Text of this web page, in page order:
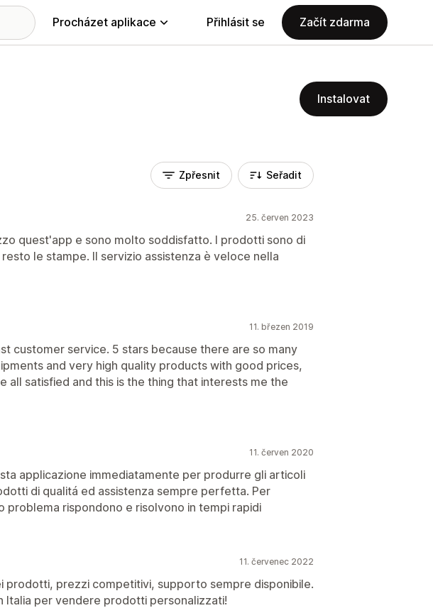
Procházet aplikace Přihlásit se Začít zdarma
Instalovat
Zpřesnit Seřadit
25. červen 2023
quest'app e sono molto soddisfatto. I prodotti sono di
le stampe. Il servizio assistenza è veloce nella
11. březen 2019
customer service. 5 stars because there are so many
and very high quality products with good prices,
all satisfied and this is the thing that interests me the
11. červen 2020
applicazione immediatamente per produrre gli articoli
di qualitá ed assistenza sempre perfetta. Per
problema rispondono e risolvono in tempi rapidi
11. červenec 2022
prodotti, prezzi competitivi, supporto sempre disponibile.
Italia per vendere prodotti personalizzati!